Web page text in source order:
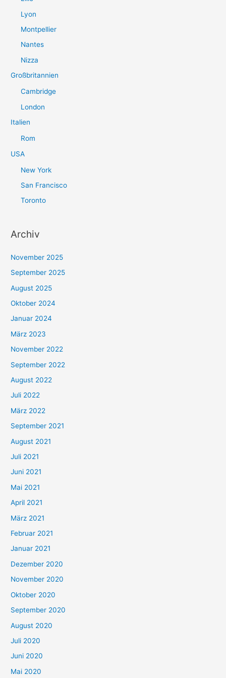
Lyon
Montpellier
Nantes
Nizza
Großbritannien
Cambridge
London
Italien
Rom
USA
New York
San Francisco
Toronto
Archiv
November 2025
September 2025
August 2025
Oktober 2024
Januar 2024
März 2023
November 2022
September 2022
August 2022
Juli 2022
März 2022
September 2021
August 2021
Juli 2021
Juni 2021
Mai 2021
April 2021
März 2021
Februar 2021
Januar 2021
Dezember 2020
November 2020
Oktober 2020
September 2020
August 2020
Juli 2020
Juni 2020
Mai 2020